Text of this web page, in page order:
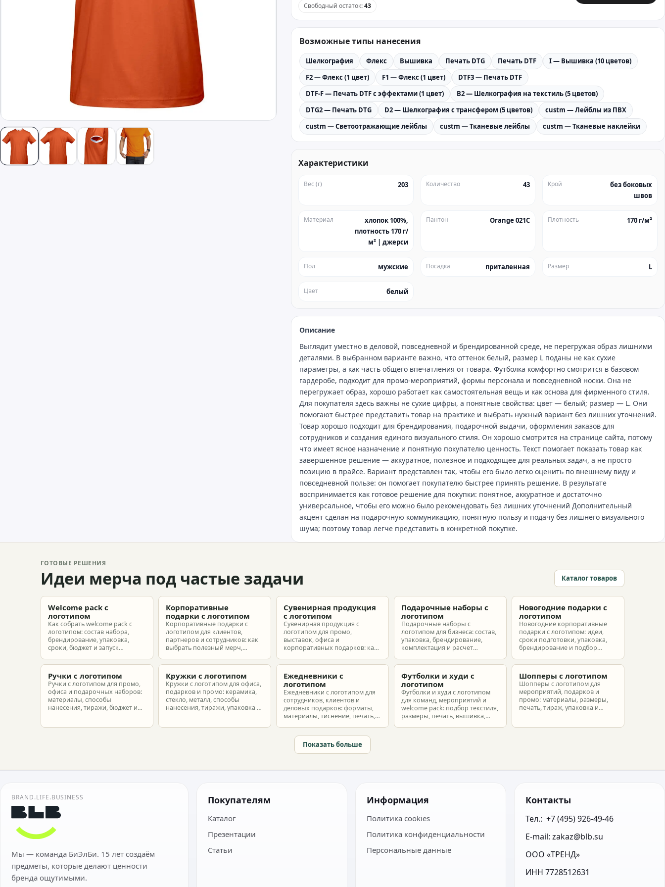
Свободный остаток:43
Возможные типы нанесения
Шелкография Флекс Вышивка Печать DTG Печать DTF
I — Вышивка (10 цветов)
F2 — Флекс (1 цвет)
F1 — Флекс (1 цвет)
DTF3 — Печать DTF
DTF-F — Печать DTF с эффектами (1 цвет)
B2 — Шелкография на текстиль (5 цветов)
DTG2 — Печать DTG
D2 — Шелкография с трансфером (5 цветов)
custm — Лейблы из ПВХ
custm — Светоотражающие лейблы
custm — Тканевые лейблы custm — Тканевые наклейки
Характеристики
Вес (г) 203 Количество 43 Крой
без боковых
швов
Материал
хлопок 100%,
плотность 170 г/
м² | джерси
Пантон Orange 021C Плотность 170 г/м²
Пол мужские Посадка приталенная Размер L
Цвет белый
Описание
Выглядит уместно в деловой, повседневной и брендированной среде, не перегружая образ лишними
деталями. В выбранном варианте важно, что оттенок белый, размер L поданы не как сухие
параметры, а как часть общего впечатления от товара. Футболка комфортно смотрится в базовом
гардеробе, подходит для промо‑мероприятий, формы персонала и повседневной носки. Она не
перегружает образ, хорошо работает как самостоятельная вещь и как основа для фирменного стиля.
Для покупателя здесь важны не сухие цифры, а понятные свойства: цвет — белый; размер — L. Они
помогают быстрее представить товар на практике и выбрать нужный вариант без лишних уточнений.
Товар хорошо подходит для брендирования, подарочной выдачи, оформления заказов для
сотрудников и создания единого визуального стиля. Он хорошо смотрится на странице сайта, потому
что имеет ясное назначение и понятную покупателю ценность. Текст помогает показать товар как
завершенное решение — аккуратное, полезное и подходящее для реальных задач, а не просто
позицию в прайсе. Вариант представлен так, чтобы его было легко оценить по внешнему виду и
повседневной пользе: он помогает покупателю быстрее принять решение. В результате
воспринимается как готовое решение для покупки: понятное, аккуратное и достаточно
универсальное, чтобы его можно было рекомендовать без лишних уточнений Дополнительный
акцент сделан на подарочную коммуникацию, понятную пользу и подачу без лишнего визуального
шума; поэтому товар легче представить в конкретной покупке.
ГОТОВЫЕ РЕШЕНИЯ
Идеи мерча под частые задачи Каталог товаров
Welcome pack с
логотипом
Как собрать welcome pack с
логотипом: состав набора,
брендирование, упаковка,
сроки, бюджет и запуск
новых сотрудников.
Корпоративные
подарки с логотипом
Корпоративные подарки с
логотипом для клиентов,
партнеров и сотрудников: как
выбрать полезный мерч,
подготовить заказ без лишнего
Сувенирная продукция
с логотипом
Сувенирная продукция с
логотипом для промо,
выставок, офиса и
корпоративных подарков: как
макет и избежать лишних
Подарочные наборы с
логотипом
Подарочные наборы с
логотипом для бизнеса: состав,
упаковка, брендирование,
комплектация и расчет
разные бюджеты.
Новогодние подарки с
логотипом
Новогодние корпоративные
подарки с логотипом: идеи,
сроки подготовки, упаковка,
брендирование и подбор
партнеров и сотрудников.
Ручки с логотипом
Ручки с логотипом для промо,
офиса и подарочных наборов:
материалы, способы
нанесения, тиражи, бюджет и
Кружки с логотипом
Кружки с логотипом для офиса,
подарков и промо: керамика,
стекло, металл, способы
нанесения, тиражи, упаковка и
Ежедневники с
логотипом
Ежедневники с логотипом для
сотрудников, клиентов и
деловых подарков: форматы,
материалы, тиснение, печать,
Футболки и худи с
логотипом
Футболки и худи с логотипом
для команд, мероприятий и
welcome pack: подбор текстиля,
размеры, печать, вышивка,
Шопперы с логотипом
Шопперы с логотипом для
мероприятий, подарков и
промо: материалы, размеры,
печать, тираж, упаковка и
Показать больше
BRAND.LIFE.BUSINESS
Мы — команда БиЭлБи. 15 лет создаём
предметы, которые делают ценности
бренда ощутимыми.
Покупателям
Каталог
Презентации
Статьи
Информация
Политика cookies
Политика конфиденциальности
Персональные данные
Контакты
Тел.:  +7 (495) 926-49-46
E-mail: zakaz@blb.su
ООО «ТРЕНД»
ИНН 7728512631